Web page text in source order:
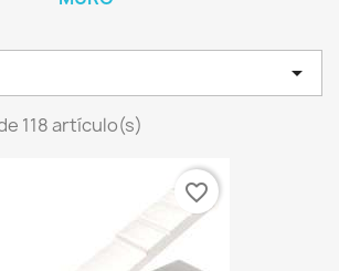

118 artículo(s)
favorite_border